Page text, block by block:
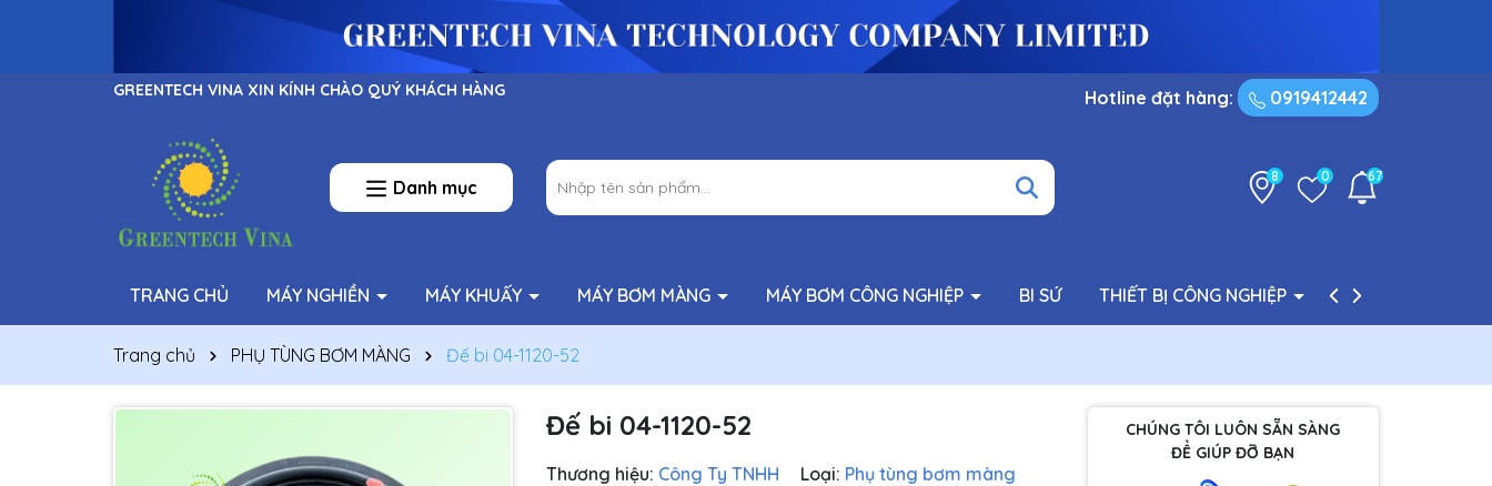
GREENTECH VINA XIN KÍNH CHÀO QUÝ KHÁCH HÀNG Hotline đặt hàng: 0919412442
Danh mục
8 0 67
TRANG CHỦ MÁY NGHIỀN MÁY KHUẤY MÁY BƠM MÀNG MÁY BƠM CÔNG NGHIỆP BI SỨ THIẾT BỊ CÔNG NGHIỆP PHỤ TÙNG BƠM
Trang chủ PHỤ TÙNG BƠM MÀNG Đế bi 04-1120-52
Đế bi 04-1120-52
Thương hiệu: Công Ty TNHH
Loại: Phụ tùng bơm màng
CHÚNG TÔI LUÔN SẴN SÀNG
ĐỂ GIÚP ĐỠ BẠN